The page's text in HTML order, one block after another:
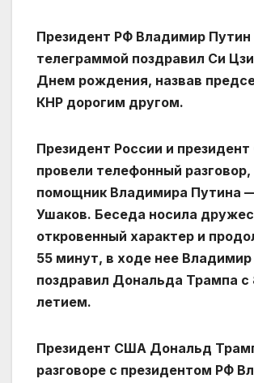
Президент РФ Владимир Путин
телеграммой поздравил Си
Днем рождения, назвав
КНР дорогим другом.
Президент России и
провели телефонный
помощник Владимира Путина
Ушаков. Беседа носила
откровенный характер и
55 минут, в ходе нее
поздравил Дональда Трампа с
летием.
Президент США Дональд
разговоре с президентом РФ